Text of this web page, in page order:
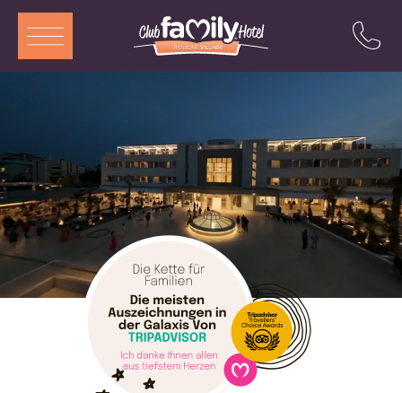
Dienstleistungen
Restaurant
Zimmer und Aparthotel
Swimmingpool
Animation
Angebote
Attraktionen